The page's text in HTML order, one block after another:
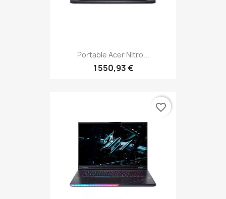
Portable Acer Nitro...
1 550,93 €
favorite_border